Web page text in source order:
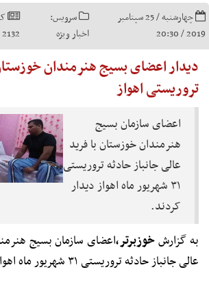
چهارشنبه / 25 سپتامبر
2019 / 20:30
سرویس:
اخبار ویژه
2132
دیدار اعضای بسیج هنرمندان
تروریستی اهواز
اعضای سازمان بسیج
هنرمندان خوزستان با فرید
عالی جانباز حادثه تروریستی
۳۱ شهریور ماه اهواز دیدار
کردند.
به گزارشخوزبرتر،اعضای سازمان بسیج
عالی جانباز حادثه تروریستی ۳۱ شهریور ماه اهواز دیدار کردند.